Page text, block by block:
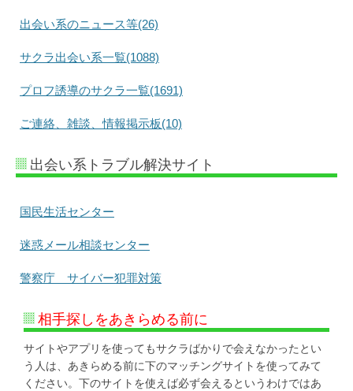
出会い系のニュース等(26)
サクラ出会い系一覧(1088)
プロフ誘導のサクラ一覧(1691)
ご連絡、雑談、情報掲示板(10)
出会い系トラブル解決サイト
国民生活センター
迷惑メール相談センター
警察庁 サイバー犯罪対策
相手探しをあきらめる前に
サイトやアプリを使ってもサクラばかりで会えなかったとい
う人は、あきらめる前に下のマッチングサイトを使ってみて
ください。下のサイトを使えば必ず会えるというわけではあ